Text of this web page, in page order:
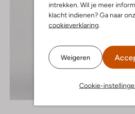
intrekken. Wil je meer
klacht indienen? Ga naar
cookieverklaring.
Weigeren
Cookie-
Ontdek de look